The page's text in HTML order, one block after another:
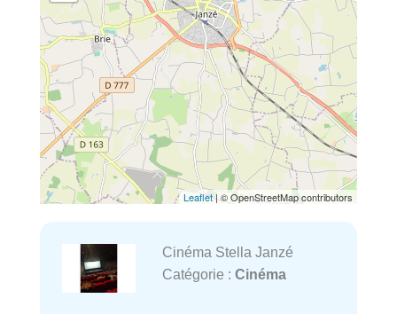
Leaflet| © OpenStreetMap contributors
Cinéma Stella Janzé
Catégorie : Cinéma